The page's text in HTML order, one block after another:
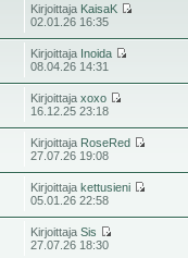
Kirjoittaja KaisaK
02.01.26 16:35
Kirjoittaja Inoida
08.04.26 14:31
Kirjoittajaxoxo
16.12.25 23:18
Kirjoittaja RoseRed
27.07.26 19:08
Kirjoittajakettusieni
05.01.26 22:58
KirjoittajaSis
27.07.26 18:30